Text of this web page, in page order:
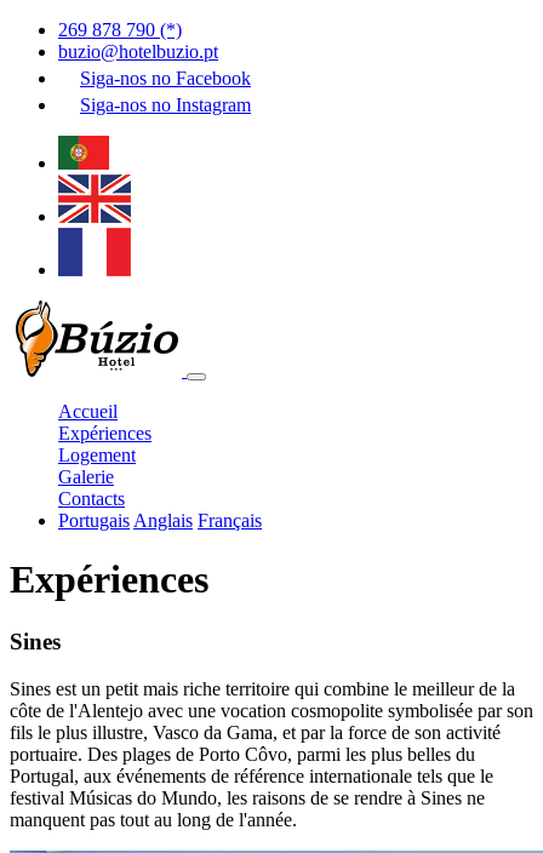
269 878 790 (*)
buzio@hotelbuzio.pt
Siga-nos no Facebook
Siga-nos no Instagram
Accueil
Expériences
Logement
Galerie
Contacts
Portugais Anglais Français
Expériences
Sines
Sines est un petit mais riche territoire qui combine le meilleur de la
côte de l'Alentejo avec une vocation cosmopolite symbolisée par son
fils le plus illustre, Vasco da Gama, et par la force de son activité
portuaire. Des plages de Porto Côvo, parmi les plus belles du
Portugal, aux événements de référence internationale tels que le
festival Músicas do Mundo, les raisons de se rendre à Sines ne
manquent pas tout au long de l'année.